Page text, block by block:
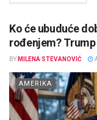
Ko će ubuduće
rođenjem?
BY MILENA STEVANOVIĆ
AMERIKA